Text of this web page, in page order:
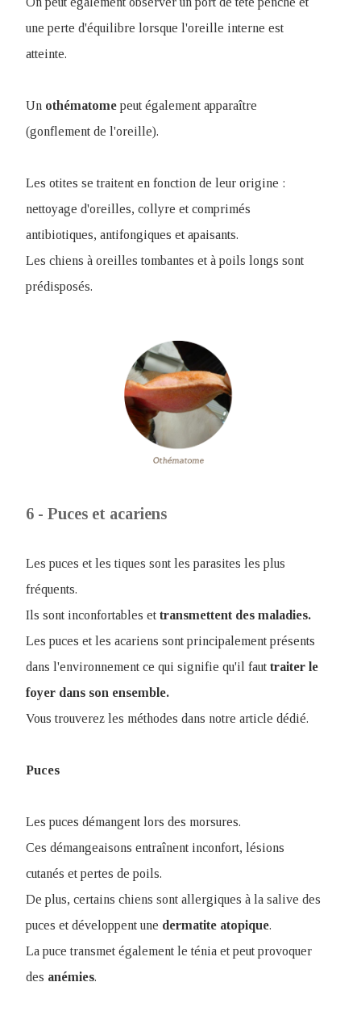
une perte d'équilibre lorsque l'oreille interne est
atteinte.
Un othématome peut également apparaître
(gonflement de l'oreille).
Les otites se traitent en fonction de leur origine :
nettoyage d'oreilles, collyre et comprimés
antibiotiques, antifongiques et apaisants.
Les chiens à oreilles tombantes et à poils longs sont
prédisposés.
6 - Puces et acariens
Les puces et les tiques sont les parasites les plus
fréquents.
Ils sont inconfortables et transmettent des maladies.
Les puces et les acariens sont principalement présents
dans l'environnement ce qui signifie qu'il faut traiter le
foyer dans son ensemble.
Vous trouverez les méthodes dans notre article dédié.
Puces
Les puces démangent lors des morsures.
Ces démangeaisons entraînent inconfort, lésions
cutanés et pertes de poils.
De plus, certains chiens sont allergiques à la salive des
puces et développent une dermatite atopique.
La puce transmet également le ténia et peut provoquer
des anémies.